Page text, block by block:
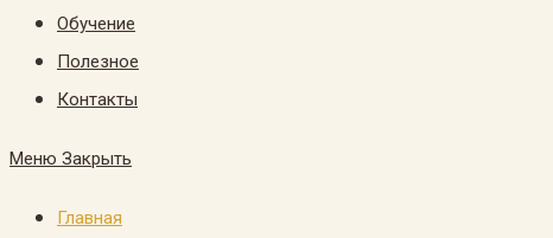
Обучение
Полезное
Контакты
Меню Закрыть
Главная